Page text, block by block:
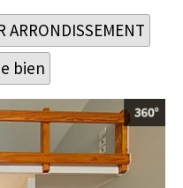
ARRONDISSEMENT
bien